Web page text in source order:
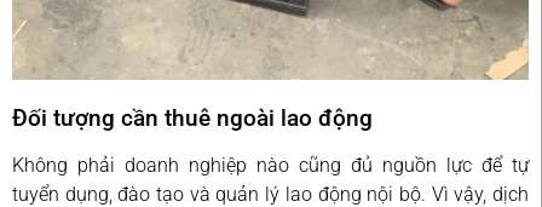
Đối tượng cần thuê ngoài lao động
Không phải doanh nghiệp nào cũng đủ nguồn lực để tự
tuyển dụng, đào tạo và quản lý lao động nội bộ. Vì vậy, dịch